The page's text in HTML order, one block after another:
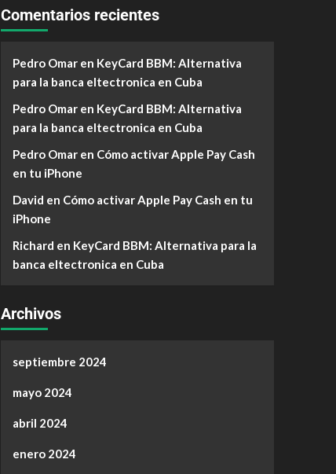
Comentarios recientes
Pedro Omaren KeyCard BBM: Alternativa
para la banca eltectronica en Cuba
Pedro Omaren KeyCard BBM: Alternativa
para la banca eltectronica en Cuba
Pedro Omaren Cómo activar Apple Pay Cash
en tu iPhone
David en Cómo activar Apple Pay Cash en tu
iPhone
Richard en KeyCard BBM: Alternativa para la
banca eltectronica en Cuba
Archivos
septiembre 2024
mayo 2024
abril 2024
enero 2024